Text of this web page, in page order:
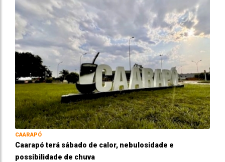
CAARAPÓ
Caarapó terá sábado de calor, nebulosidade e
possibilidade de chuva